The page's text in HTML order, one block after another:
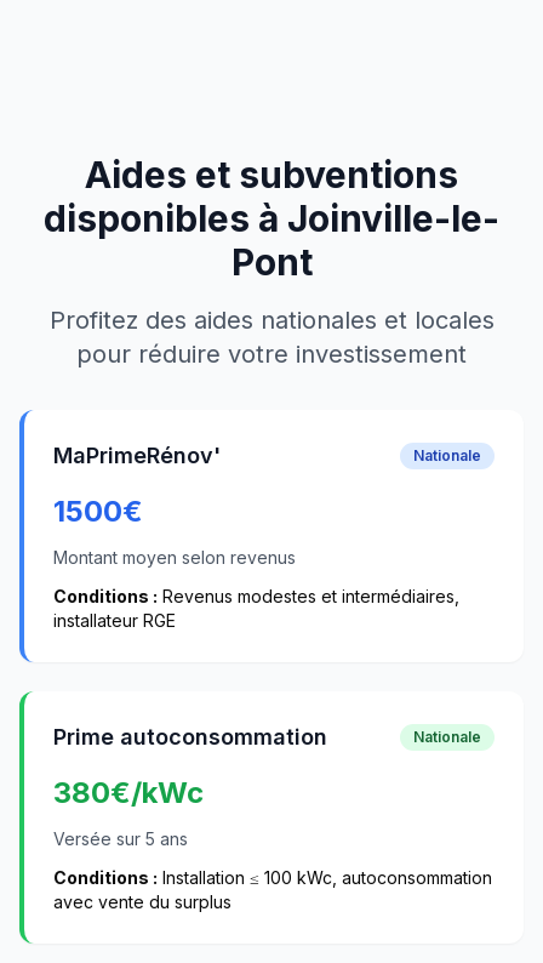
Aides et subventions
disponibles à Joinville-le-
Pont
Profitez des aides nationales et locales
pour réduire votre investissement
MaPrimeRénov' Nationale
1500€
Montant moyen selon revenus
Conditions : Revenus modestes et intermédiaires,
installateur RGE
Prime autoconsommation Nationale
380€/kWc
Versée sur 5 ans
Conditions : Installation ≤ 100 kWc, autoconsommation
avec vente du surplus